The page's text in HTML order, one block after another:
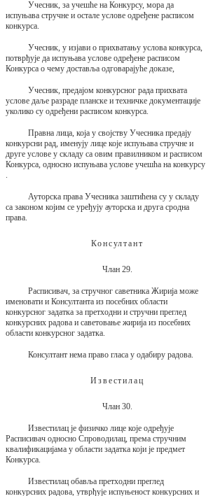
Учесник, за учешће на Конкурсу, мора да
испуњава стручне и остале услове одређене расписом
конкурса.
Учесник, у изјави о прихватању услова конкурса,
потврђује да испуњава услове одређене расписом
Конкурса о чему доставља одговарајуће доказе,
Учесник, предајом конкурсног рада прихвата
услове даље разраде планске и техничке документације
уколико су одређени расписом конкурса.
Правна лица, која у својству Учесника предају
конкурсни рад, именују лице које испуњава стручне и
друге услове у складу са овим правилником и расписом
Конкурса, односно испуњава услове учешћа на конкурсу
.
Ауторска права Учесника заштићена су у складу
са законом којим се уређују ауторска и друга сродна
права.
Консултант
Члан 29.
Расписивач, за стручног саветника Жирија може
именовати и Консултанта из посебних области
конкурсног задатка за претходни и стручни преглед
конкурсних радова и саветовање жирија из посебних
области конкурсног задатка.
Консултант нема право гласа у одабиру радова.
Известилац
Члан 30.
Известилац је физичко лице које одређује
Расписивач односно Спроводилац, према стручним
квалификацијама у области задатка који је предмет
Конкурса.
Известилац обавља претходни преглед
конкурсних радова, утврђује испуњеност конкурсних и